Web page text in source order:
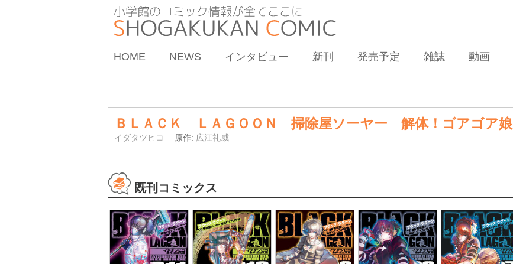
HOME NEWS インタビュー 新刊 発売予定 雑誌 動画
ＢＬＡＣＫ ＬＡＧＯＯＮ 掃除屋ソーヤー 解体！ゴアゴア娘
イダタツヒコ 原作: 広江礼威
既刊コミックス